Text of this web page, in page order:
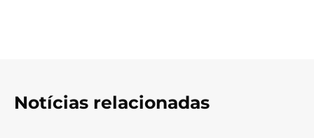
Notícias relacionadas